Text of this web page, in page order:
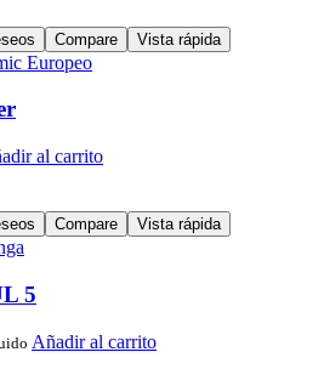
Compare Vista rápida
Europeo
al carrito
Compare Vista rápida
5
Añadir al carrito